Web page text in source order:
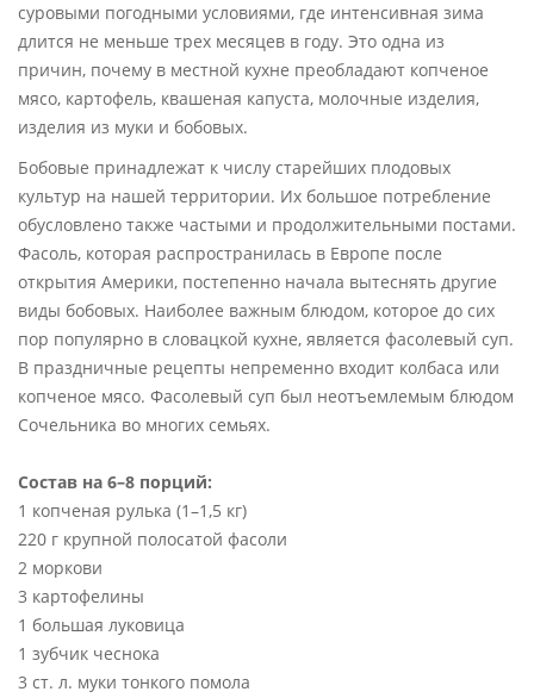
суровыми погодными условиями, где интенсивная зима
длится не меньше трех месяцев в году. Это одна из
причин, почему в местной кухне преобладают копченое
мясо, картофель, квашеная капуста, молочные изделия,
изделия из муки и бобовых.
Бобовые принадлежат к числу старейших плодовых
культур на нашей территории. Их большое потребление
обусловлено также частыми и продолжительными постами.
Фасоль, которая распространилась в Европе после
открытия Америки, постепенно начала вытеснять другие
виды бобовых. Наиболее важным блюдом, которое до сих
пор популярно в словацкой кухне, является фасолевый суп.
В праздничные рецепты непременно входит колбаса или
копченое мясо. Фасолевый суп был неотъемлемым блюдом
Сочельника во многих семьях.
Состав на 6–8 порций:
1 копченая рулька (1–1,5 кг)
220 г крупной полосатой фасоли
2 моркови
3 картофелины
1 большая луковица
1 зубчик чеснока
3 ст. л. муки тонкого помола